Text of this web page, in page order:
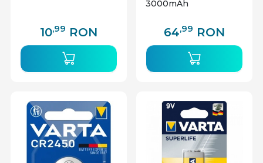
10,99 RON
3000mAh
64,99 RON